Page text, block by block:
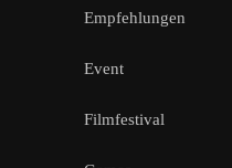
Empfehlungen
Event
Filmfestival